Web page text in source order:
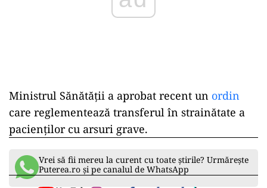
Ministrul Sănătății a aprobat recent un ordin
care reglementează transferul în strainătate a
pacienților cu arsuri grave.
Vrei să fii mereu la curent cu toate știrile? Urmărește
Puterea.ro și pe canalul de WhatsApp